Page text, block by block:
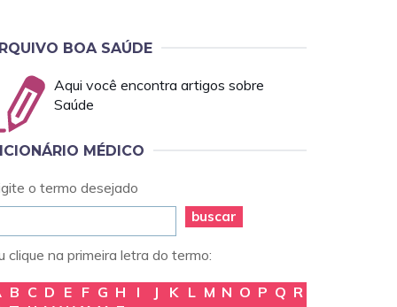
BOA SAÚDE
Aqui você encontra artigos sobre
Saúde
MÉDICO
o termo desejado
buscar
clique na primeira letra do termo:
B C D E F G H I J K L M N O P Q R